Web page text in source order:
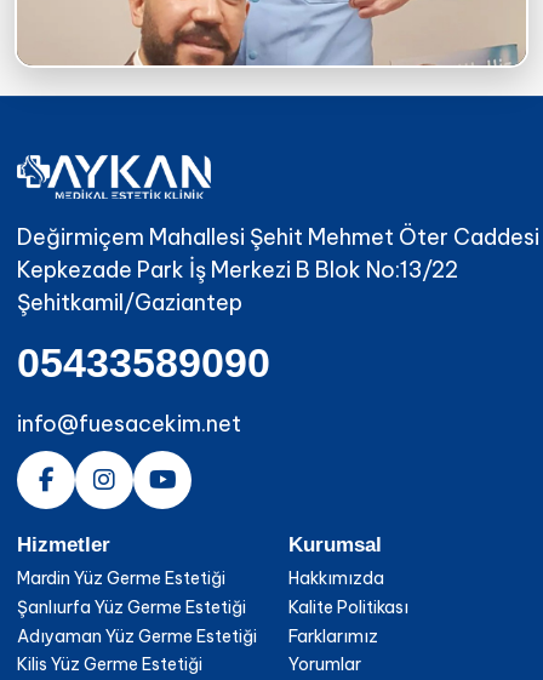
Değirmiçem Mahallesi Şehit Mehmet Öter Caddesi
Kepkezade Park İş Merkezi B Blok No:13/22
Şehitkamil/Gaziantep
05433589090
info@fuesacekim.net
Hizmetler
Mardin Yüz Germe Estetiği
Şanlıurfa Yüz Germe Estetiği
Adıyaman Yüz Germe Estetiği
Kilis Yüz Germe Estetiği
Kurumsal
Hakkımızda
Kalite Politikası
Farklarımız
Yorumlar